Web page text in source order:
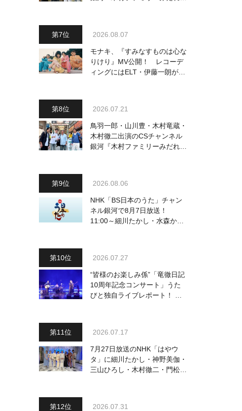
2026.08.07
モナキ、『すみなすものは心な
りけり』MV公開！ レコーデ
ィングにはELT・伊藤一朗がリ
2026.07.21
鳥羽一郎・山川豊・木村竜蔵・
木村徹二出演のCSチャンネル
銀河『木村ファミリーみだれ旅
2026.08.06
NHK「BS日本のうた」チャン
ネル銀河で8月7日放送！
11:00～細川たかし・水森かお
2026.07.27
“皆様のお楽しみ係”「竜徹日記
10周年記念コンサート」うた
びと独自ライブレポート！ 即
2026.07.17
7月27日放送のNHK「はやウ
タ」に細川たかし・神野美伽・
三山ひろし・木村徹二・門松み
2026.07.31